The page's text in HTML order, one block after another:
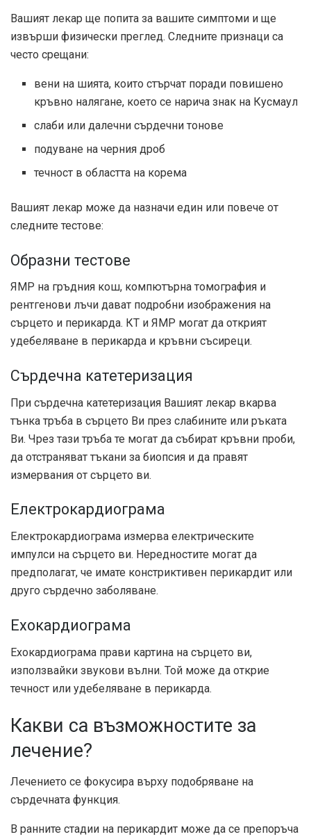
Вашият лекар ще попита за вашите симптоми и ще
извърши физически преглед. Следните признаци са
често срещани:
вени на шията, които стърчат поради повишено
кръвно налягане, което се нарича знак на Кусмаул
слаби или далечни сърдечни тонове
подуване на черния дроб
течност в областта на корема
Вашият лекар може да назначи един или повече от
следните тестове:
Образни тестове
ЯМР на гръдния кош, компютърна томография и
рентгенови лъчи дават подробни изображения на
сърцето и перикарда. КТ и ЯМР могат да открият
удебеляване в перикарда и кръвни съсиреци.
Сърдечна катетеризация
При сърдечна катетеризация Вашият лекар вкарва
тънка тръба в сърцето Ви през слабините или ръката
Ви. Чрез тази тръба те могат да събират кръвни проби,
да отстраняват тъкани за биопсия и да правят
измервания от сърцето ви.
Електрокардиограма
Електрокардиограма измерва електрическите
импулси на сърцето ви. Нередностите могат да
предполагат, че имате констриктивен перикардит или
друго сърдечно заболяване.
Ехокардиограма
Ехокардиограма прави картина на сърцето ви,
използвайки звукови вълни. Той може да открие
течност или удебеляване в перикарда.
Какви са възможностите за
лечение?
Лечението се фокусира върху подобряване на
сърдечната функция.
В ранните стадии на перикардит може да се препоръча